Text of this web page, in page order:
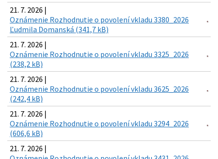
21. 7. 2026 |
Oznámenie Rozhodnutie o povolení vkladu 3380_2026
Ľudmila Domanská (341,7 kB)
21. 7. 2026 |
Oznámenie Rozhodnutie o povolení vkladu 3325_2026
(238,2 kB)
21. 7. 2026 |
Oznámenie Rozhodnutie o povolení vkladu 3625_2026
(242,4 kB)
21. 7. 2026 |
Oznámenie Rozhodnutie o povolení vkladu 3294_2026
(606,6 kB)
21. 7. 2026 |